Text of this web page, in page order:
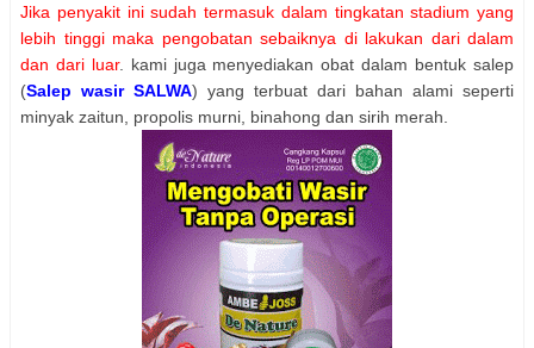
Jika penyakit ini sudah termasuk dalam tingkatan stadium yang
lebih tinggi maka pengobatan sebaiknya di lakukan dari dalam
dan dari luar. kami juga menyediakan obat dalam bentuk salep
(Salep wasir SALWA) yang terbuat dari bahan alami seperti
minyak zaitun, propolis murni, binahong dan sirih merah.